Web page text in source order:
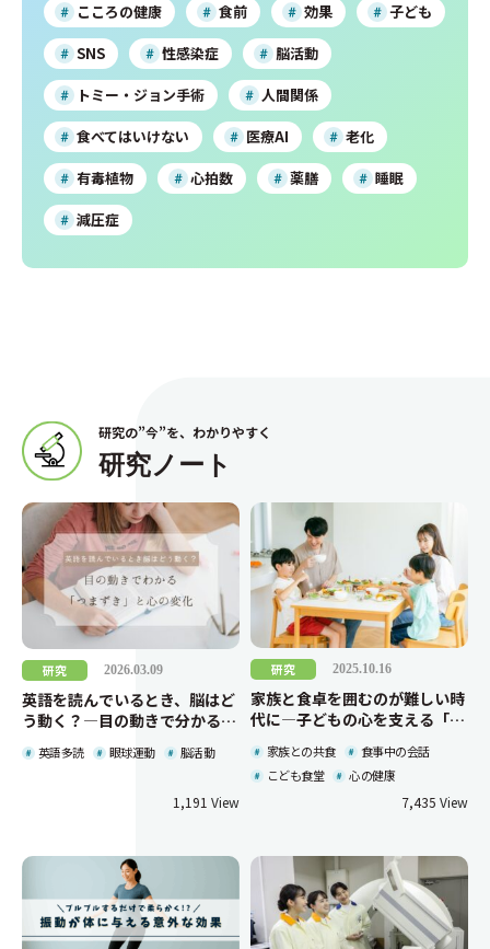
こころの健康
食前 効果
子ども
SNS
性感染症
脳活動
トミー・ジョン手術
人間関係
食べてはいけない
医療AI
老化
有毒植物
心拍数 薬膳
睡眠
減圧症
研究の”今”を、わかりやすく
研究ノート
研究 2026.03.09
英語を読んでいるとき、脳はど
う動く？―目の動きで分かる
英語多読 眼球運動 脳活動
1,191
研究 2025.10.16
家族と食卓を囲むのが難しい時
代に―子どもの心を支える「共
家族との共食
食事中の会話
こども食堂
心の健康
7,435